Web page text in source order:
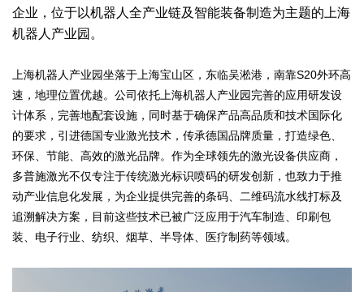
企业，位于以机器人全产业链及智能装备制造为主题的上海
机器人产业园。
上海机器人产业园坐落于上海宝山区，东临吴淞港，南靠S20外环高
速，地理位置优越。公司依托上海机器人产业园完善的应用研发设
计体系，完善地配套设施，同时基于确保产品高品质和技术国际化
的要求，引进德国专业激光技术，传承德国品牌质量，打造绿色、
环保、节能、高效的激光品牌。作为全球领先的激光设备供应商，
多普施激光不仅专注于传统激光标识喷码的研发创新，也致力于推
动产业信息化发展，为企业提供完善的条码、二维码流水线打标及
追溯解决方案，目前这些技术已被广泛应用于汽车制造、印刷包
装、电子行业、纺织、烟草、半导体、医疗制药等领域。